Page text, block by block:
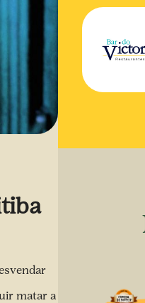
matar a